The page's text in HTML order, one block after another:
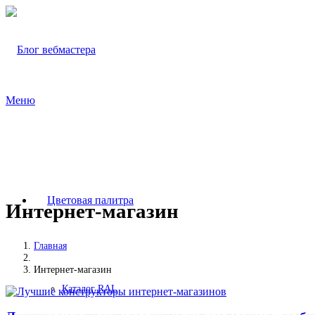
Меню
Цветовая палитра
Каталог RAL
Интернет-магазин
Главная
Интернет-магазин